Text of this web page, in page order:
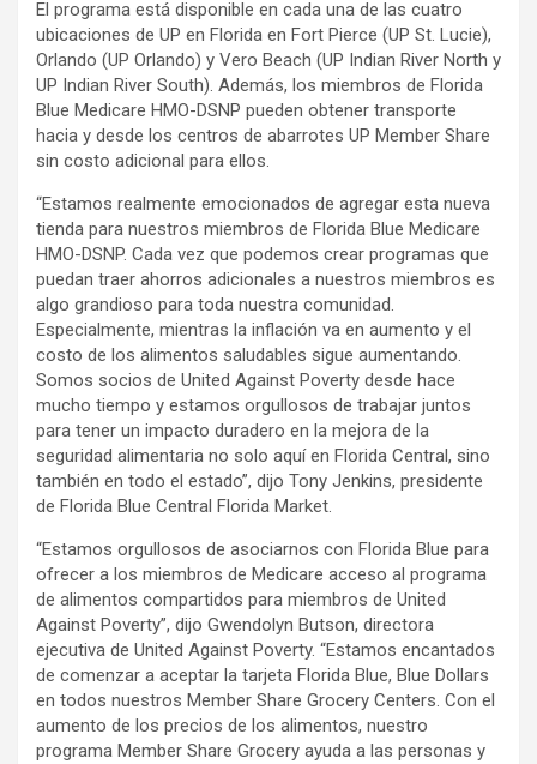
El programa está disponible en cada una de las cuatro
ubicaciones de UP en Florida en Fort Pierce (UP St. Lucie),
Orlando (UP Orlando) y Vero Beach (UP Indian River North y
UP Indian River South). Además, los miembros de Florida
Blue Medicare HMO-DSNP pueden obtener transporte
hacia y desde los centros de abarrotes UP Member Share
sin costo adicional para ellos.
“Estamos realmente emocionados de agregar esta nueva
tienda para nuestros miembros de Florida Blue Medicare
HMO-DSNP. Cada vez que podemos crear programas que
puedan traer ahorros adicionales a nuestros miembros es
algo grandioso para toda nuestra comunidad.
Especialmente, mientras la inflación va en aumento y el
costo de los alimentos saludables sigue aumentando.
Somos socios de United Against Poverty desde hace
mucho tiempo y estamos orgullosos de trabajar juntos
para tener un impacto duradero en la mejora de la
seguridad alimentaria no solo aquí en Florida Central, sino
también en todo el estado”, dijo Tony Jenkins, presidente
de Florida Blue Central Florida Market.
“Estamos orgullosos de asociarnos con Florida Blue para
ofrecer a los miembros de Medicare acceso al programa
de alimentos compartidos para miembros de United
Against Poverty”, dijo Gwendolyn Butson, directora
ejecutiva de United Against Poverty. “Estamos encantados
de comenzar a aceptar la tarjeta Florida Blue, Blue Dollars
en todos nuestros Member Share Grocery Centers. Con el
aumento de los precios de los alimentos, nuestro
programa Member Share Grocery ayuda a las personas y